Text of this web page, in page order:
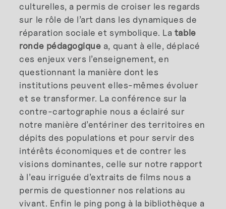
culturelles, a permis de croiser les regards
sur le rôle de l’art dans les dynamiques de
réparation sociale et symbolique. La table
ronde pédagogique a, quant à elle, déplacé
ces enjeux vers l’enseignement, en
questionnant la manière dont les
institutions peuvent elles-mêmes évoluer
et se transformer. La conférence sur la
contre-cartographie nous a éclairé sur
notre manière d’entériner des territoires en
dépits des populations et pour servir des
intérêts économiques et de contrer les
visions dominantes, celle sur notre rapport
à l’eau irriguée d’extraits de films nous a
permis de questionner nos relations au
vivant. Enfin le ping pong à la bibliothèque a